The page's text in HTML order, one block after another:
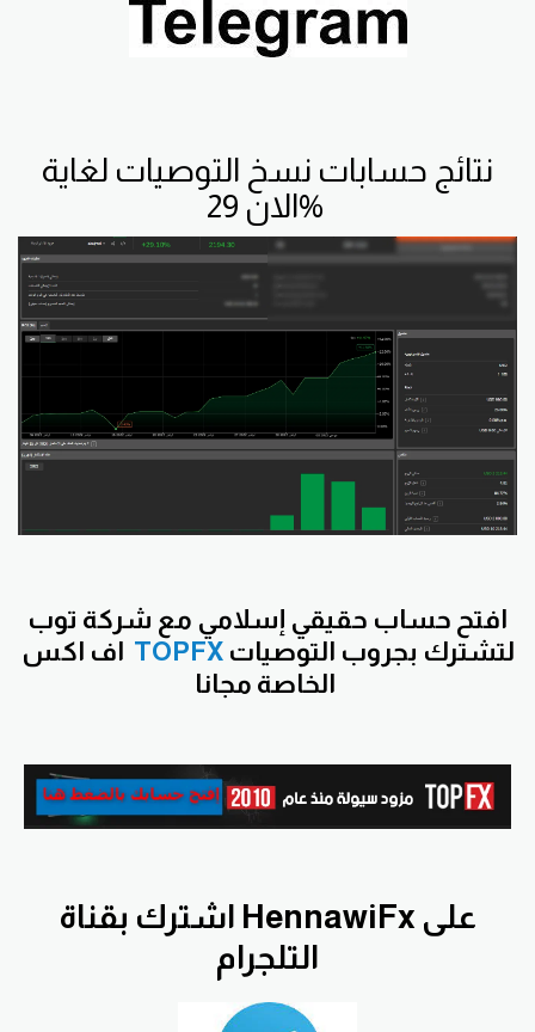
نتائج حسابات نسخ التوصيات لغاية
الان 29%
افتح حساب حقيقي إسلامي مع شركة توب
TOPFXلتشترك بجروب التوصيات
اشترك بقناة HennawiFx على
التلجرام